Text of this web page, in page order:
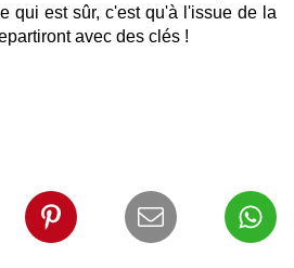
qui est sûr, c'est qu'à l'issue de la
avec des clés !